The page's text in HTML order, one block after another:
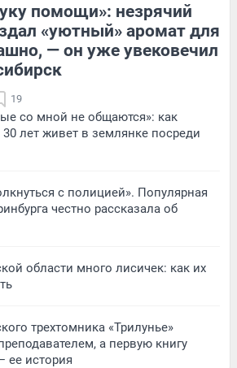
помощи»: незрячий
«уютный» аромат для
— он уже увековечил
19
со мной не общаются»: как
лет живет в землянке посреди
с полицией». Популярная
честно рассказала об
области много лисичек: как их
трехтомника «Трилунье»
а первую книгу
ее история